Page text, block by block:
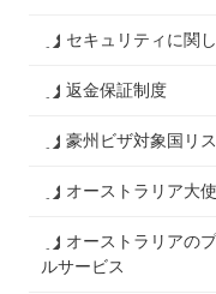
セキュリティに関
返金保証制度
豪州ビザ対象国リ
オーストラリア大
オーストラリアの
ルサービス